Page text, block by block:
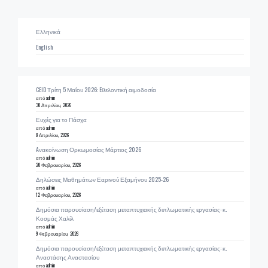
Ελληνικά
English
CEID Τρίτη 5 Μαΐου 2026: Eθελοντική αιμοδοσία
από admin
30 Απριλίου, 2026
Ευχές για το Πάσχα
από admin
8 Απριλίου, 2026
Aνακοίνωση Ορκωμοσίας Μάρτιος 2026
από admin
20 Φεβρουαρίου, 2026
Δηλώσεις Μαθημάτων Εαρινού Εξαμήνου 2025-26
από admin
12 Φεβρουαρίου, 2026
Δημόσια παρουσίαση/εξέταση μεταπτυχιακής διπλωματικής εργασίας: κ.
Κοσμάς Χαλίλ
από admin
9 Φεβρουαρίου, 2026
Δημόσια παρουσίαση/εξέταση μεταπτυχιακής διπλωματικής εργασίας: κ.
Αναστάσης Αναστασίου
από admin